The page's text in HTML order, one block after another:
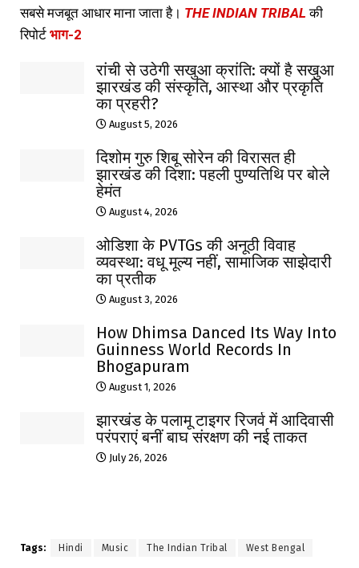
सबसे मजबूत आधार माना जाता है। THE INDIAN TRIBAL की
रिपोर्ट भाग-2
रांची से उठेगी सखुआ क्रांति: क्यों है सखुआ
झारखंड की संस्कृति, आस्था और प्रकृति
का प्रहरी?
August 5, 2026
दिशोम गुरु शिबू सोरेन की विरासत ही
झारखंड की दिशा: पहली पुण्यतिथि पर बोले
हेमंत
August 4, 2026
ओडिशा के PVTGs की अनूठी विवाह
व्यवस्था: वधू मूल्य नहीं, सामाजिक साझेदारी
का प्रतीक
August 3, 2026
How Dhimsa Danced Its Way Into
Guinness World Records In
Bhogapuram
August 1, 2026
झारखंड के पलामू टाइगर रिजर्व में आदिवासी
परंपराएं बनीं बाघ संरक्षण की नई ताकत
July 26, 2026
Tags: Hindi Music The Indian Tribal West Bengal